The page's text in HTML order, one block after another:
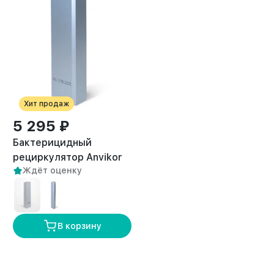
Хит продаж
5 295 ₽
Бактерицидный
рециркулятор Anvikor
AVK-40 (50 м2)
Ждёт оценку
В корзину